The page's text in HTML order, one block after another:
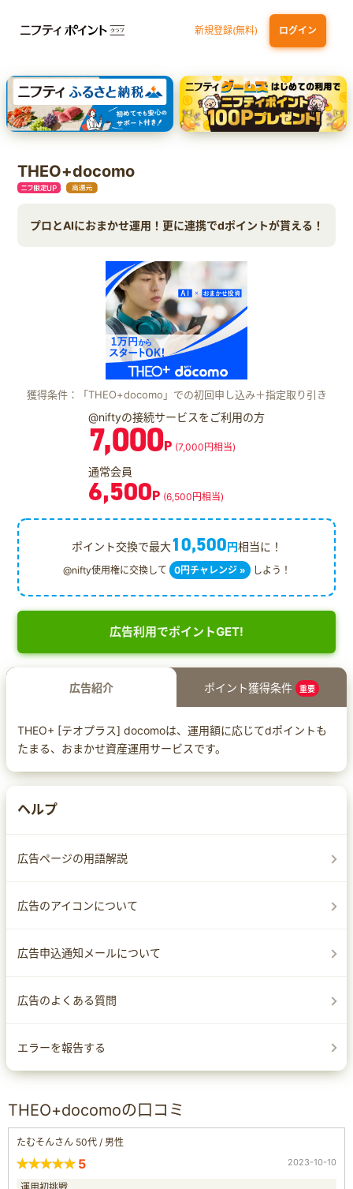
新規登録(無料) ログイン
dカード 九州カードNEXT JCB ORIGINAL SERIES：JCBカード S
三井住友カード ゴールド（NL）（家族カード発行）
【実質初月無料】DMM | Disney+(ディズニープラス) セットプラン
THEO+docomo
プロとAIにおまかせ運用！更に連携でdポイントが貰える！
獲得条件：「THEO+docomo」での初回申し込み＋指定取り引き
@niftyの接続サービスをご利用の方
7,000P (7,000円相当)
通常会員
6,500P (6,500円相当)
ポイント交換で最大10,500円相当に！
@nifty使用権に交換して 0円チャレンジ » しよう！
広告利用でポイントGET!
広告紹介 ポイント獲得条件 重要
THEO+ [テオプラス] docomoは、運用額に応じてdポイントも
たまる、おまかせ資産運用サービスです。
ヘルプ
広告ページの用語解説
広告のアイコンについて
広告申込通知メールについて
広告のよくある質問
エラーを報告する
THEO+docomoの口コミ
たむそんさん 50代 / 男性
5 2023-10-10